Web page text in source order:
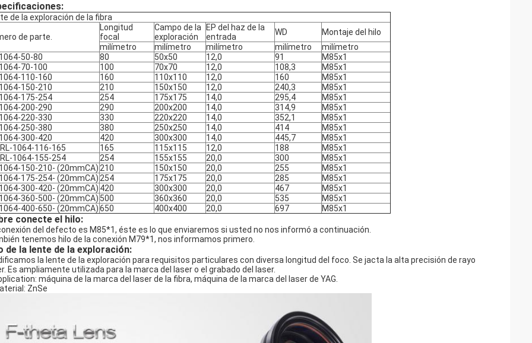
de la exploración de la fibra
de parte.
Longitud
focal
Campo de la
exploración
EP del haz de la
entrada
WD
Montaje del hilo
milímetro
milímetro milímetro milímetro
milímetro
50-80
80 50x50 12,0 91
M85x1
70-100
100 70x70 12,0 108,3
M85x1
110-160
160 110x110 12,0 160
M85x1
150-210
210 150x150 12,0 240,3
M85x1
175-254
254 175x175 14,0 295,4
M85x1
200-290
290 200x200 14,0 314,9
M85x1
220-330
330 220x220 14,0 352,1
M85x1
250-380
380 250x250 14,0 414
M85x1
300-420
420 300x300 14,0 445,7
M85x1
1064-116-165
165 115x115 12,0 188
M85x1
1064-155-254
254 155x155 20,0 300
M85x1
150-210- (20mmCA) 210 150x150 20,0 255
M85x1
175-254- (20mmCA) 254 175x175 20,0 285
M85x1
300-420- (20mmCA) 420 300x300 20,0 467
M85x1
360-500- (20mmCA) 500 360x360 20,0 535
M85x1
400-650- (20mmCA)650 400x400 20,0 697 M85x1
conecte el hilo:
del defecto es M85*1, éste es lo que enviaremos si usted no nos informó a continuación.
tenemos hilo de la conexión M79*1, nos informamos primero.
de la lente de la exploración:
la lente de la exploración para requisitos particulares con diversa longitud del foco. Se jacta la alta precisión de rayo
Es ampliamente utilizada para la marca del laser o el grabado del laser.
máquina de la marca del laser de la fibra, máquina de la marca del laser de YAG.
ZnSe